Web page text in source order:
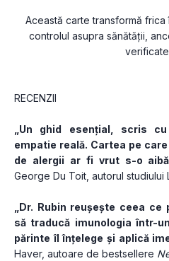
Această carte transformă
controlul asupra sănătății,
RECENZII
„Un ghid esențial, scris
empatie reală. Cartea pe
de alergii ar fi vrut s-o aibă
George Du Toit, autorul studiului
„Dr. Rubin reușește ceea
să traducă imunologia într-
părinte îl înțelege și aplică
Haver, autoare de bestsellere